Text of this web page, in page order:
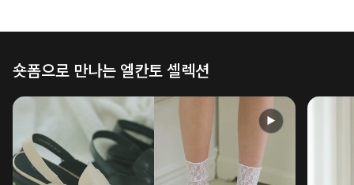
숏폼으로 만나는 엘칸토 셀렉션
▶